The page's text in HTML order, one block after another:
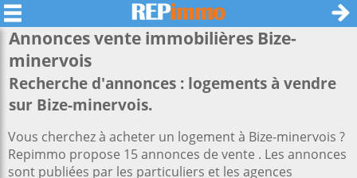
Annonces vente immobilières Bize-
minervois
Recherche d'annonces : logements à vendre
sur Bize-minervois.
Vous cherchez à acheter un logement à Bize-minervois ?
Repimmo propose 15 annonces de vente . Les annonces
sont publiées par les particuliers et les agences